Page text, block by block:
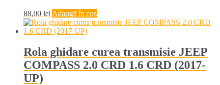
88,00 lei Adaugă în coș
Rola ghidare curea transmisie JEEP
COMPASS 2.0 CRD 1.6 CRD (2017-
UP)